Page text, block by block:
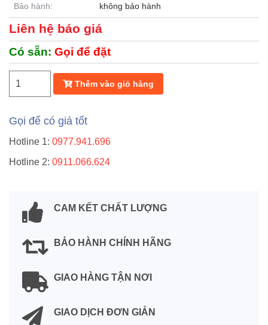
Bảo hành:
không bảo hành
Liên hệ báo giá
Có sẵn: Gọi để đặt
Thêm vào giỏ hàng
Gọi để có giá tốt
Hotline 1: 0977.941.696
Hotline 2: 0911.066.624
CAM KẾT CHẤT LƯỢNG
BẢO HÀNH CHÍNH HÃNG
GIAO HÀNG TẬN NƠI
GIAO DỊCH ĐƠN GIẢN